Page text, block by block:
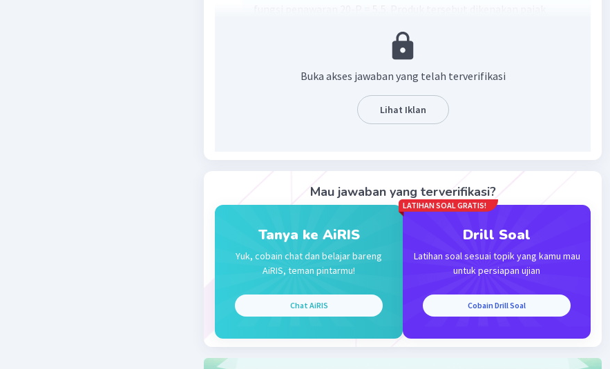
adalah Rp. 5/unit dan 0, sedangkan harga dan jumlah keseimbangan
setelah pajak adalah Rp. 7,5/unit dan 0
Balas
Iklan
Buka akses jawaban yang telah terverifikasi
Lihat Iklan
Mau jawaban yang terverifikasi?
Tanya ke AiRIS
Yuk, cobain chat dan belajar bareng
AiRIS, teman pintarmu!
Chat AiRIS
LATIHAN SOAL GRATIS!
Drill Soal
Latihan soal sesuai topik yang kamu mau
untuk persiapan ujian
Cobain Drill Soal